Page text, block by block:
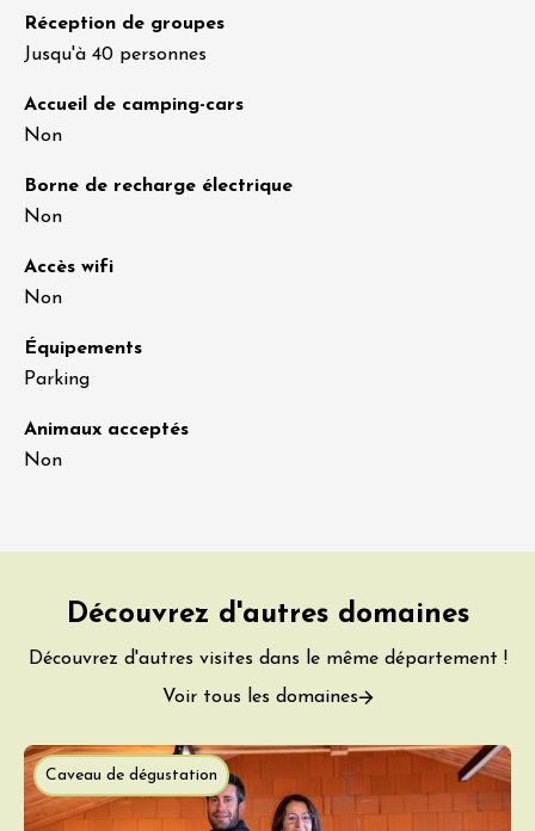
Réception de groupes
Jusqu'à 40 personnes
Accueil de camping-cars
Non
Borne de recharge électrique
Non
Accès wifi
Non
Équipements
Parking
Animaux acceptés
Non
Découvrez d'autres domaines
Découvrez d'autres visites dans le même département !
Voir tous les domaines
Caveau de dégustation